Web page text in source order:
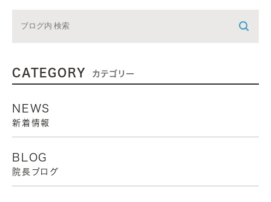
CATEGORY カテゴリー
NEWS
新着情報
BLOG
院長ブログ